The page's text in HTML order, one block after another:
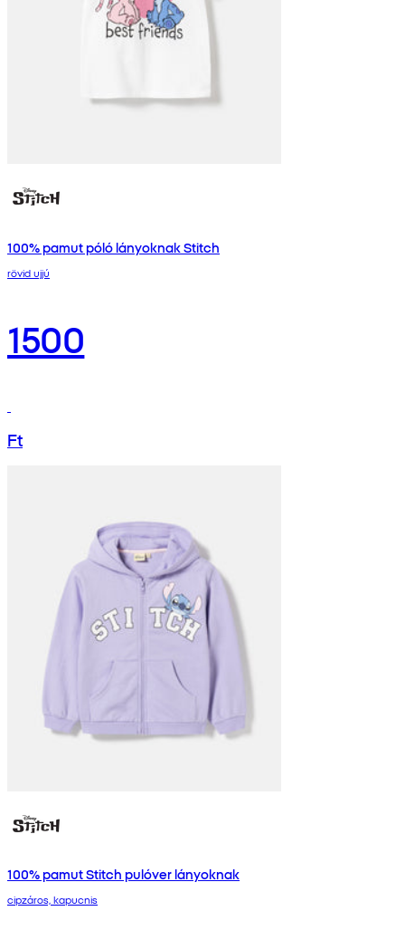
100% pamut póló lányoknak Stitch
rövid ujjú
1500
Ft
100% pamut Stitch pulóver lányoknak
cipzáros, kapucnis